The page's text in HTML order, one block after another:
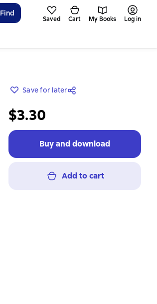
Find
Saved Cart My Books Log in
Save for later
$3.30
Buy and download
Add to cart